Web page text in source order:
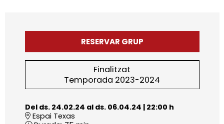
RESERVAR GRUP
Finalitzat
Temporada 2023-2024
Del ds. 24.02.24 al ds. 06.04.24 | 22:00 h
Espai Texas